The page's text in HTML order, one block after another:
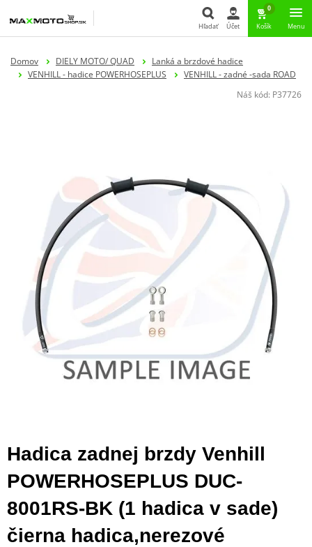
Hľadať Účet
0
Košík Menu
Domov DIELY MOTO/ QUAD
Lanká a brzdové hadice
VENHILL - hadice POWERHOSEPLUS
VENHILL - zadné -sada ROAD
Náš kód: P37726
Hadica zadnej brzdy Venhill
POWERHOSEPLUS DUC-
8001RS-BK (1 hadica v sade)
čierna hadica,nerezové